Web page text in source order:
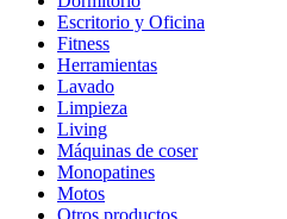
Escritorio y Oficina
Fitness
Herramientas
Lavado
Limpieza
Living
Máquinas de coser
Monopatines
Motos